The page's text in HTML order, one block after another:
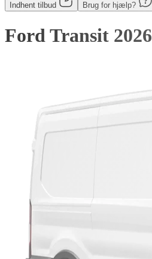
Indhent tilbud Brug for hjælp?
Ford Transit 2026